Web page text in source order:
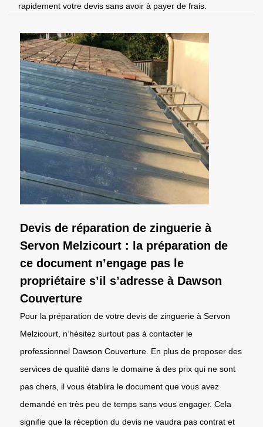
rapidement votre devis sans avoir à payer de frais.
Devis de réparation de zinguerie à
Servon Melzicourt : la préparation de
ce document n’engage pas le
propriétaire s’il s’adresse à Dawson
Couverture
Pour la préparation de votre devis de zinguerie à Servon
Melzicourt, n’hésitez surtout pas à contacter le
professionnel Dawson Couverture. En plus de proposer des
services de qualité dans le domaine à des prix qui ne sont
pas chers, il vous établira le document que vous avez
demandé en très peu de temps sans vous engager. Cela
signifie que la réception du devis ne vaudra pas contrat et